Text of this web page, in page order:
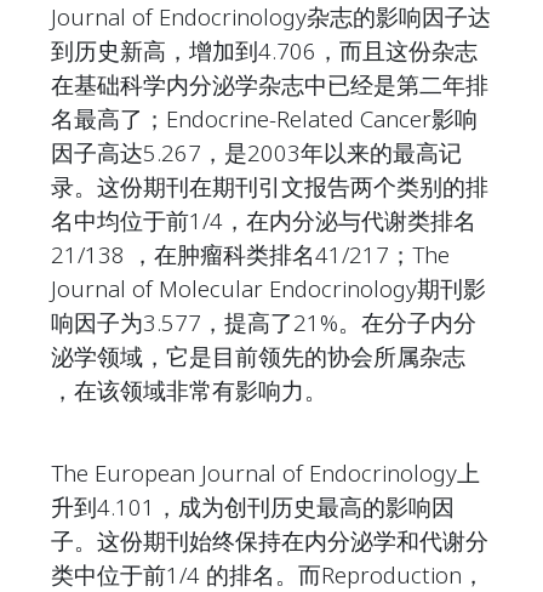
Journal of Endocrinology杂志的影响因子达
到历史新高，增加到4.706，而且这份杂志
在基础科学内分泌学杂志中已经是第二年排
名最高了；Endocrine-Related Cancer影响
因子高达5.267，是2003年以来的最高记
录。这份期刊在期刊引文报告两个类别的排
名中均位于前1/4，在内分泌与代谢类排名
21/138 ，在肿瘤科类排名41/217；The
Journal of Molecular Endocrinology期刊影
响因子为3.577，提高了21%。在分子内分
泌学领域，它是目前领先的协会所属杂志
，在该领域非常有影响力。
The European Journal of Endocrinology上
升到4.101，成为创刊历史最高的影响因
子。这份期刊始终保持在内分泌学和代谢分
类中位于前1/4 的排名。而Reproduction，